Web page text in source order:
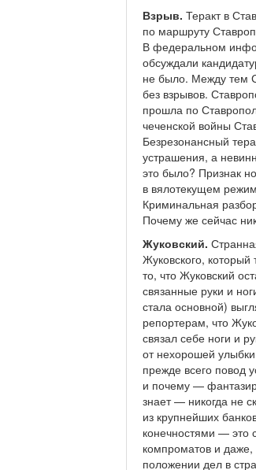
Взрыв. Теракт в
по маршруту
В федеральном
обсуждали
не было. Между тем
без взрывов.
прошла по
чеченской войны
Безрезонансный
устрашения, а
это было? Признак
в вялотекущем
Криминальная
Почему же сейчас
Жуковский.
Жуковского, который
то, что Жуковский
связанные руки и
стала основной)
репортерам, что
связал себе ноги и
от нехорошей
прежде всего повод
и почему —
знает — никогда не
из крупнейших
конечностями — это
компроматов и
положении дел в